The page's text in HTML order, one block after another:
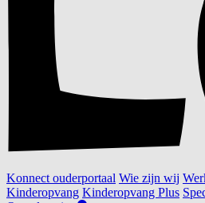
Konnect ouderportaal Wie zijn wij
Kinderopvang Kinderopvang Plus